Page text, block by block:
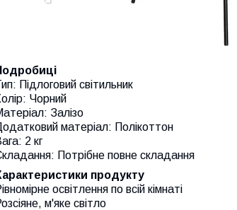
Підлоговий світильник
Чорний
Залізо
матеріал: Полікоттон
2 кг
Потрібне повне складання
продукту
освітлення по всій кімнаті
м'яке світло